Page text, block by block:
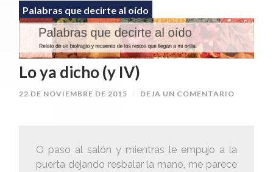
Palabras que decirte al oído
Lo ya dicho (y IV)
22 DE NOVIEMBRE DE 2015 / DEJA UN COMENTARIO
O paso al salón y mientras le empujo a la
puerta dejando resbalar la mano, me parece